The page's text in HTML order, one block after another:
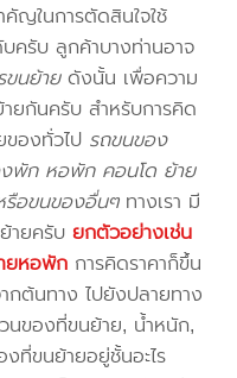
คัญในการตัดสินใจใช้
บครับ ลูกค้าบางท่านอาจ
ขนย้ายดังนั้น เพื่อความ
ยกันครับ สำหรับการคิด
ของทั่วไป รถขนของ
พัก หอพัก คอนโด ย้าย
รือขนของอื่นๆทางเรา มี
ายครับยกตัวอย่างเช่น
ยหอพัก การคิดราคาก็ขึ้น
ากต้นทาง ไปยังปลายทาง
นของที่ขนย้าย, น้ำหนัก,
ที่ขนย้ายอยู่ชั้นอะไร